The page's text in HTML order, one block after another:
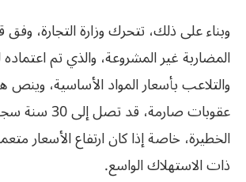
وبناء على ذلك، تتحرك وزارة التجارة،
المضاربة غير المشروعة، والذي تم اعتماده
والتلاعب بأسعار المواد الأساسية، وينص
عقوبات صارمة،
الخطيرة، خاصة إذا كان ارتفاع الأسعار
ذات الاستهلاك الواسع.